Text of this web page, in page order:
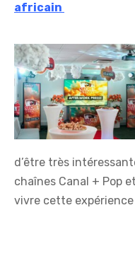
africain
d’être très
chaînes Canal + Pop
vivre cette